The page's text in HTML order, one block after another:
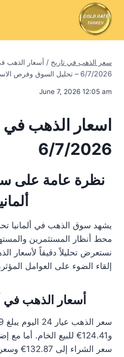
سعر الذهب في تاريخ / أسعار الذهب في
6/7/2026 – تحليل السوق وفرص الاستثمار
June 7, 2026 12:05 am
اسعار الذهب في
6/7/2026
نظرة عامة على
يشهد سوق الذهب في ألمانيا
محط أنظار المستثمرين
نستعرض تحليلاً دقيقاً لأسعار
إلقاء الضوء على العوامل
أسعار الذهب في
و124.41€ للبيع الخام. أما